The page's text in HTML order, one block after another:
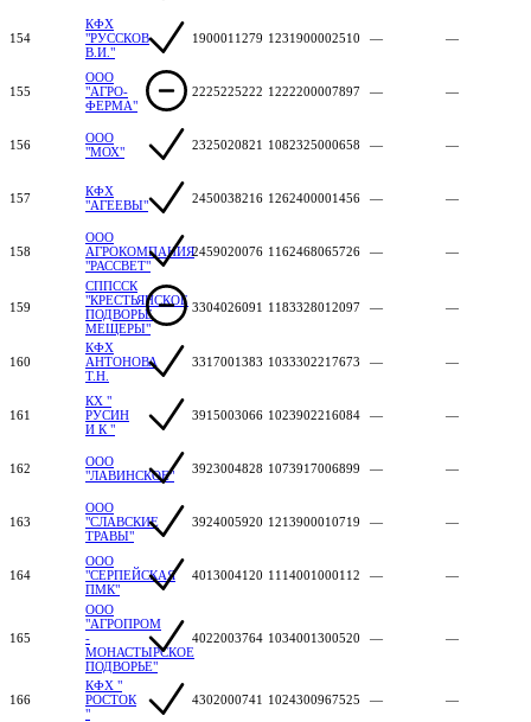
154
КФХ
"РУССКОВ
В.И."
1900011279 1231900002510 — —
155
ООО
"АГРО-
ФЕРМА"
2225225222 1222200007897 — —
156
ООО
"МОХ"
2325020821 1082325000658 — —
157
КФХ
"АГЕЕВЫ"
2450038216 1262400001456 — —
158
ООО
АГРОКОМПАНИЯ
"РАССВЕТ"
2459020076 1162468065726 — —
159
СППССК
"КРЕСТЬЯНСКОЕ
ПОДВОРЬЕ
МЕЩЕРЫ"
3304026091 1183328012097 — —
160
КФХ
АНТОНОВА
Т.Н.
3317001383 1033302217673 — —
161
КХ "
РУСИН
И К "
3915003066 1023902216084 — —
162
ООО
"ЛАВИНСКОЕ"
3923004828 1073917006899 — —
163
ООО
"СЛАВСКИЕ
ТРАВЫ"
3924005920 1213900010719 — —
164
ООО
"СЕРПЕЙСКАЯ
ПМК"
4013004120 1114001000112 — —
165
ООО
"АГРОПРОМ
-
МОНАСТЫРСКОЕ
ПОДВОРЬЕ"
4022003764 1034001300520 — —
166
КФХ "
РОСТОК
"
4302000741 1024300967525 — —